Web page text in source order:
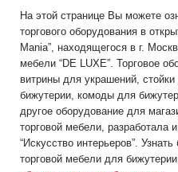
На этой странице Вы можете
торгового оборудования в
Mania”, находящегося в г.
мебели “DE LUXE”. Торговое
витрины для украшений,
бижутерии, комоды для
другое оборудование для
торговой мебели,
“Искусство интерьеров”.
торговой мебели для